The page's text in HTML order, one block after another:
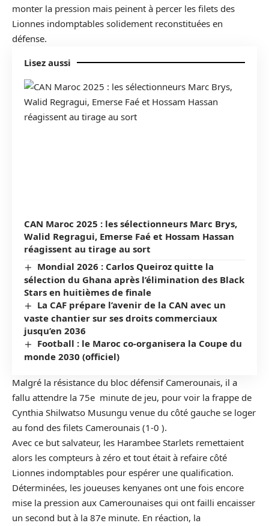
monter la pression mais peinent à percer les filets des
Lionnes indomptables solidement reconstituées en
défense.
Lisez aussi
CAN Maroc 2025 : les sélectionneurs Marc Brys,
Walid Regragui, Emerse Faé et Hossam Hassan
réagissent au tirage au sort
Mondial 2026 : Carlos Queiroz quitte la
sélection du Ghana après l’élimination des Black
Stars en huitièmes de finale
La CAF prépare l’avenir de la CAN avec un
vaste chantier sur ses droits commerciaux
jusqu’en 2036
Football : le Maroc co-organisera la Coupe du
monde 2030 (officiel)
Malgré la résistance du bloc défensif Camerounais, il a
fallu attendre la 75e minute de jeu, pour voir la frappe de
Cynthia Shilwatso Musungu venue du côté gauche se loger
au fond des filets Camerounais (1-0 ).
Avec ce but salvateur, les Harambee Starlets remettaient
alors les compteurs à zéro et tout était à refaire côté
Lionnes indomptables pour espérer une qualification.
Déterminées, les joueuses kenyanes ont une fois encore
mise la pression aux Camerounaises qui ont failli encaisser
un second but à la 87e minute. En réaction, la